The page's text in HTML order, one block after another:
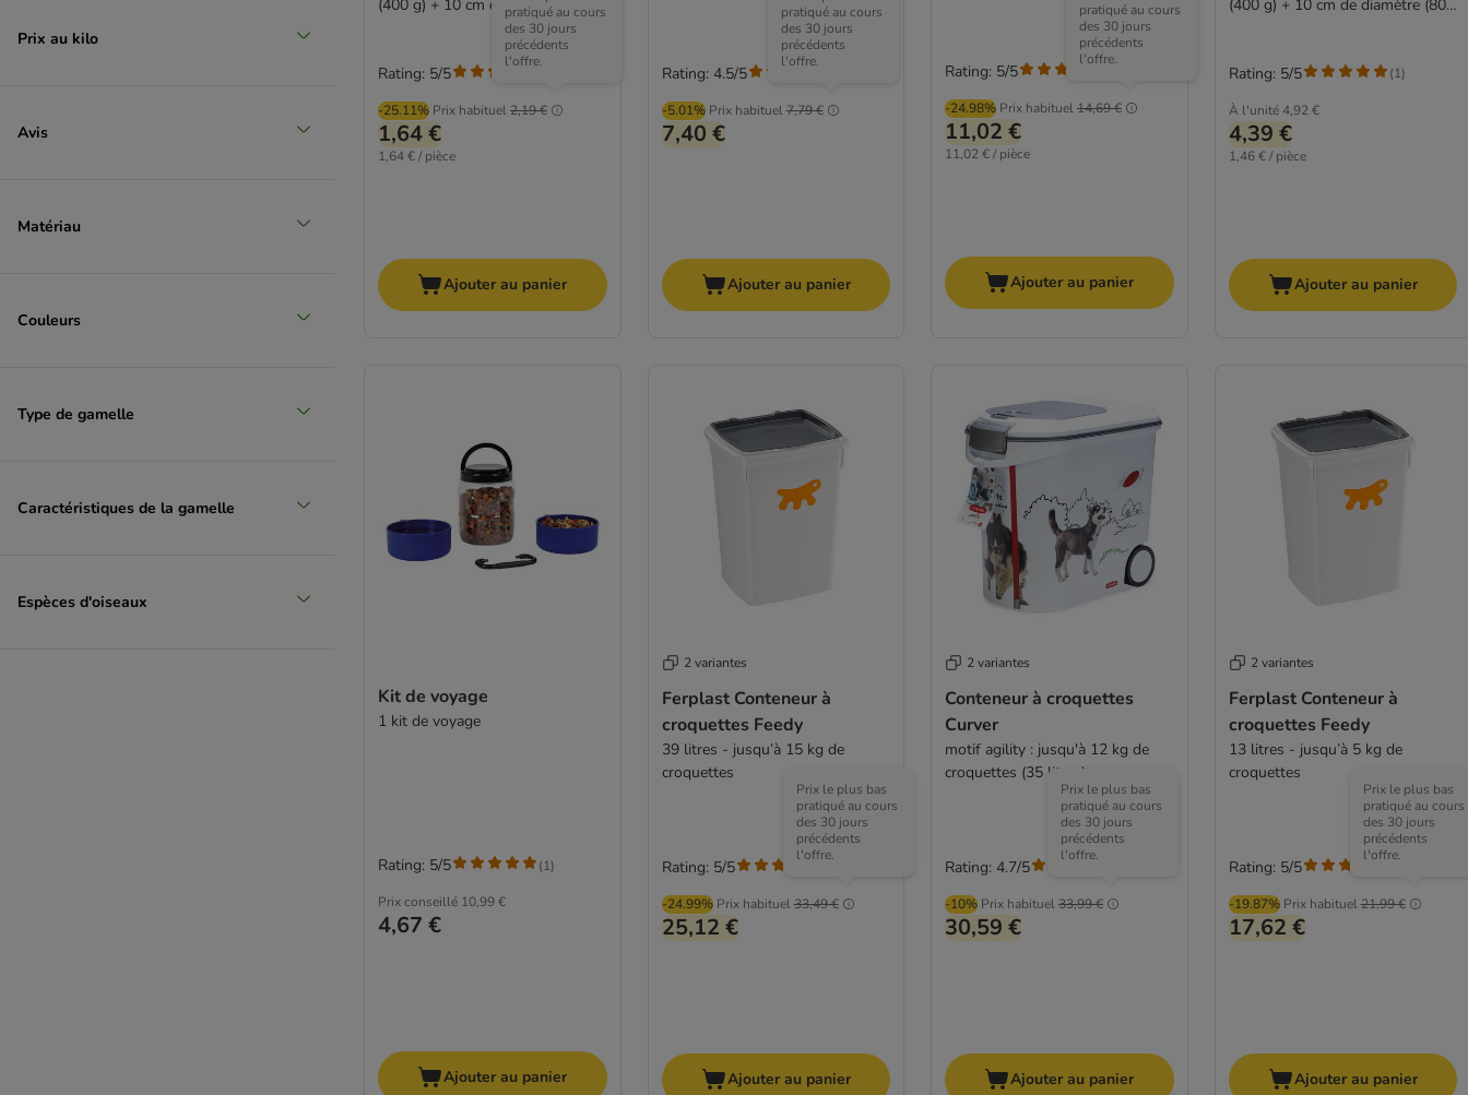
Prix au kilo
Avis
Matériau
Couleurs
Type de gamelle
Caractéristiques de la gamelle
Espèces d'oiseaux
(400 g) + 10 cm de diamètre (800
-25.11% Prix habituel2,19 €
pratiqué au cours
des 30 jours
précédents
l'offre.
1,64 €
1,64 € / pièce
Rating: 5/5
Ajouter au panier
-5.01% Prix habituel7,79 €
pratiqué au cours
des 30 jours
précédents
l'offre.
7,40 €
Rating: 4.5/5
Ajouter au panier
-24.98% Prix habituel14,69 €
pratiqué au cours
des 30 jours
précédents
l'offre.
11,02 €
11,02 € / pièce
Rating: 5/5
Ajouter au panier
(400 g) + 10 cm de diamètre (800
À l'unité 4,92 €
4,39 €
1,46 € / pièce
Rating: 5/5 (1)
Ajouter au panier
Kit de voyage
1 kit de voyage
Prix conseillé 10,99 €
4,67 €
Rating: 5/5 (1)
Ajouter au panier
2 variantes
Ferplast Conteneur à
croquettes Feedy
39 litres - jusqu’à 15 kg de
croquettes
-24.99% Prix habituel33,49 €
Prix le plus bas
pratiqué au cours
des 30 jours
précédents
l'offre.
25,12 €
Rating: 5/5
Ajouter au panier
2 variantes
Conteneur à croquettes
Curver
motif agility : jusqu'à 12 kg de
croquettes (35 litres)
-10% Prix habituel33,99 €
Prix le plus bas
pratiqué au cours
des 30 jours
précédents
l'offre.
30,59 €
Rating: 4.7/5
Ajouter au panier
2 variantes
Ferplast Conteneur à
croquettes Feedy
13 litres - jusqu’à 5 kg de
croquettes
-19.87% Prix habituel21,99 €
Prix le plus bas
pratiqué au cours
des 30 jours
précédents
l'offre.
17,62 €
Rating: 5/5
Ajouter au panier